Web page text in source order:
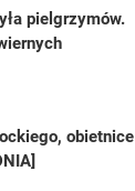
pielgrzymów.
obietnice